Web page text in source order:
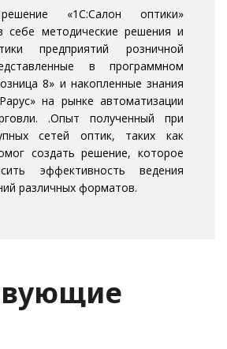
«1С:Салон оптики»
себе методические решения и
предприятий розничной
в программном
8» и накопленные знания
на рынке автоматизации
.Опыт полученный при
сетей оптик, таких как
создать решение, которое
эффективность ведения
различных форматов.